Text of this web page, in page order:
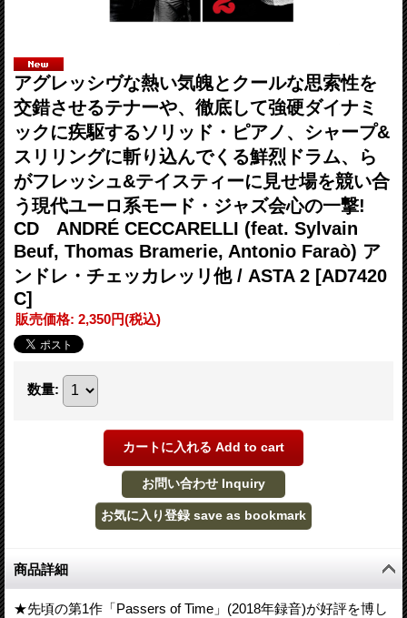
アグレッシヴな熱い気魄とクールな思索性を
交錯させるテナーや、徹底して強硬ダイナミ
ックに疾駆するソリッド・ピアノ、シャープ&
スリリングに斬り込んでくる鮮烈ドラム、ら
がフレッシュ&テイスティーに見せ場を競い合
う現代ユーロ系モード・ジャズ会心の一撃!
CD ANDRÉ CECCARELLI (feat. Sylvain
Beuf, Thomas Bramerie, Antonio Faraò) ア
ンドレ・チェッカレッリ他 / ASTA 2 [AD7420
C]
販売価格: 2,350円(税込)
数量:
商品詳細
★先頃の第1作「Passers of Time」(2018年録音)が好評を博し